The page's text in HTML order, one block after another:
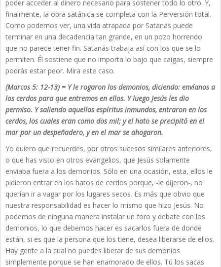
poder acceder al dinero necesario para sostener todo lo otro. Y,
finalmente, la obra satánica se completa con la Perversión total.
Como podemos ver, una vida atrapada por Satanás puede
terminar en una decadencia tan grande, en un pozo horrendo
que no parece tener fin. Satanás trabaja así con los que se lo
permiten. Él sostiene que no importa lo bajo que caigas, siempre
podrás estar peor. Mira este caso.
(Marcos 5: 12-13) = Y le rogaron los demonios, diciendo: envíanos a
los cerdos para que entremos en ellos. Y luego Jesús les dio
permiso. Y saliendo aquellos espíritus inmundos, entraron en los
cerdos, los cuales eran como dos mil; y el hato se precipitó en el
mar por un despeñadero, y en el mar se ahogaron.
Yo quiero que recuerdes, por otros sucesos similares anteriores,
o que has visto en otros evangelios, que Jesús solamente
enviaba fuera a los demonios. Sólo en una ocasión, esta, ellos le
pidieron entrar en los hatos de cerdos porque, -le dijeron-, no
querían ir a vagar por los lugares secos. Es más que obvio que
nuestra responsabilidad es hacer lo mismo que hizo Jesús. No
podemos de ninguna manera instalar un foro y debate con los
demonios, lo que debemos hacer es sacarlos fuera de donde
están, si es que la persona que los tiene, desea liberarse de ellos.
Hay gente a la cual no puedes liberar de sus demonios
simplemente porque se han enamorado de ellos. Tú los sacas